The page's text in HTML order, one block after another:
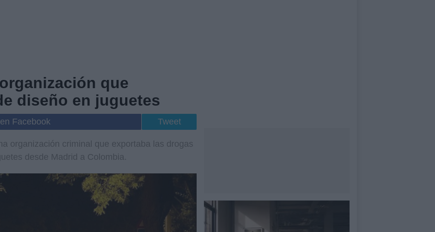
que
diseño en juguetes
Facebook Tweet
organización criminal que exportaba las drogas
desde Madrid a Colombia.